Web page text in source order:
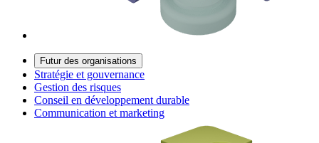
Futur des organisations
Stratégie et gouvernance
Gestion des risques
Conseil en développement durable
Communication et marketing